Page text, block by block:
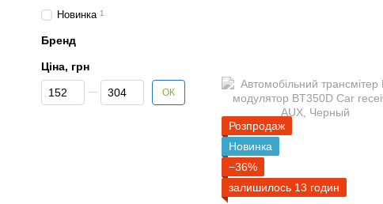
Розпродаж
Новинка
−36%
залишилось 13 годин
Новинка 1
Бренд
Ціна, грн
Від Ціна, грн
До Ціна, грн ОК